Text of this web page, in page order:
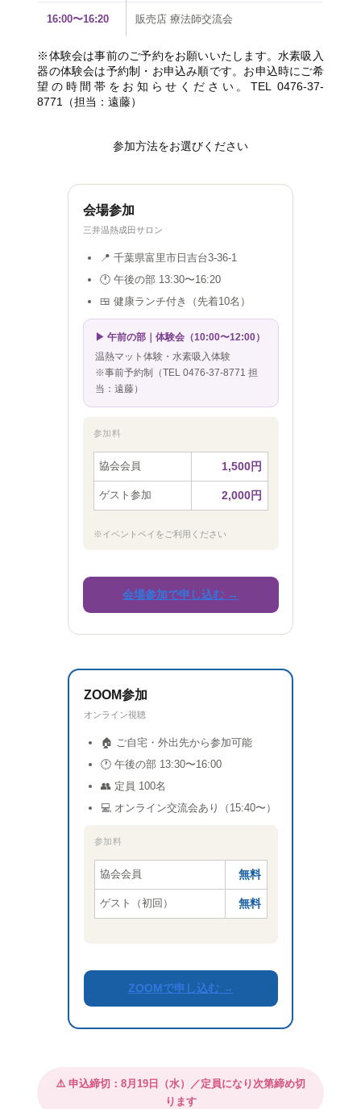
16:00〜16:20 販売店 療法師交流会
※体験会は事前のご予約をお願いいたします。水素吸入
器の体験会は予約制・お申込み順です。お申込時にご希
望の時間帯をお知らせください。TEL 0476-37-
8771（担当：遠藤）
参加方法をお選びください
会場参加
三井温熱成田サロン
📍 千葉県富里市日吉台3-36-1
🕐 午後の部 13:30〜16:20
🍱 健康ランチ付き（先着10名）
▶ 午前の部｜体験会（10:00〜12:00）
温熱マット体験・水素吸入体験
※事前予約制（TEL 0476-37-8771 担
当：遠藤）
参加料
協会会員 1,500円
ゲスト参加 2,000円
※イベントペイをご利用ください
会場参加で申し込む →
ZOOM参加
オンライン視聴
🏠 ご自宅・外出先から参加可能
🕐 午後の部 13:30〜16:00
👥 定員 100名
💻 オンライン交流会あり（15:40〜）
参加料
協会会員 無料
ゲスト（初回） 無料
ZOOMで申し込む →
⚠️ 申込締切：8月19日（水）／定員になり次第締め切
ります